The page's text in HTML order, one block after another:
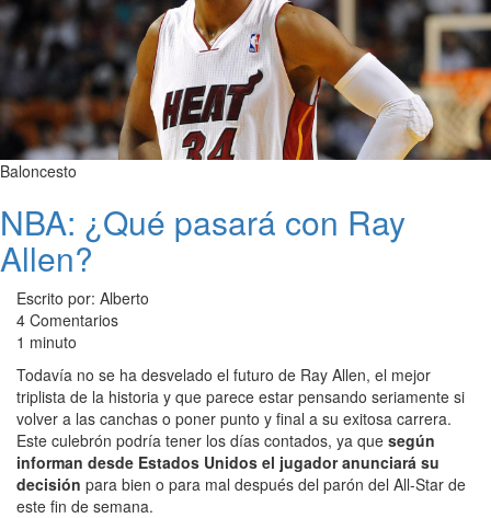
Baloncesto
NBA: ¿Qué pasará con Ray
Allen?
Escrito por: Alberto
4 Comentarios
1 minuto
Todavía no se ha desvelado el futuro de Ray Allen, el mejor
triplista de la historia y que parece estar pensando seriamente si
volver a las canchas o poner punto y final a su exitosa carrera.
Este culebrón podría tener los días contados, ya que según
informan desde Estados Unidos el jugador anunciará su
decisión para bien o para mal después del parón del All-Star de
este fin de semana.